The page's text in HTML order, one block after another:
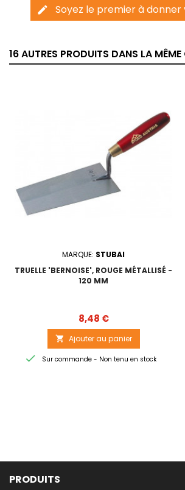
edit Soyez le premier à donner
16 AUTRES PRODUITS DANS LA
MARQUE: STUBAI
TRUELLE 'BERNOISE', ROUGE MÉTALLISÉ -
120 MM
Prix
8,48 €
 Ajouter au panier
 Sur commande - Non tenu en stock
PRODUITS